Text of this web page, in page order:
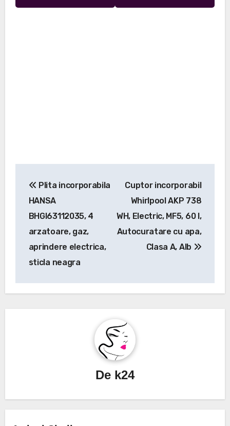
în
articole
Plita incorporabila
HANSA
BHGI63112035, 4
arzatoare, gaz,
aprindere electrica,
sticla neagra
Cuptor incorporabil
Whirlpool AKP 738
WH, Electric, MF5, 60 l,
Autocuratare cu apa,
Clasa A, Alb
De k24